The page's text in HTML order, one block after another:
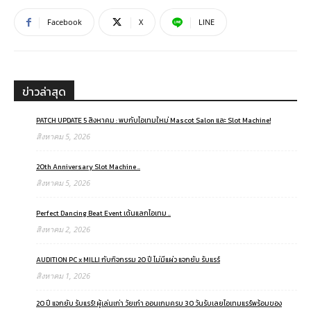
Facebook X LINE
ข่าวล่าสุด
PATCH UPDATE 5 สิงหาคม : พบกับไอเทมใหม่ Mascot Salon และ Slot Machine!
สิงหาคม 5, 2026
20th Anniversary Slot Machine ..
สิงหาคม 5, 2026
Perfect Dancing Beat Event เต้นแลกไอเทม ..
สิงหาคม 2, 2026
AUDITION PC x MILLI กับกิจกรรม 20 ปี ไม่มีแผ่ว แจกยับ รับแรร์
สิงหาคม 1, 2026
20 ปี แจกยับ รับแรร์! ผู้เล่นเก่า วัยเก๋า ออนเกมครบ 30 วันรับเลยไอเทมแรร์พร้อมของ